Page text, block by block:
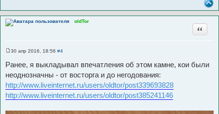
oldTor
Цитата
о
б
щ
е
н
и
30 апр 2016, 18:56 #4
Ранее, я выкладывал впечатления об этом камне, кои были
неоднозначны - от восторга и до негодования:
http://www.liveinternet.ru/users/oldtor/post339693828
http://www.liveinternet.ru/users/oldtor/post385241146